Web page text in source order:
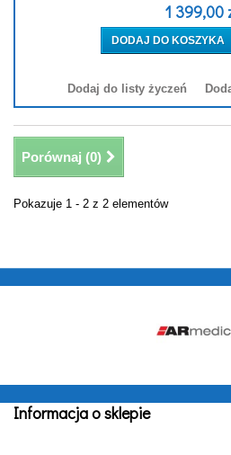
1 399,00
DODAJ DO KOSZYKA
Dodaj do listy życzeń
Porównaj (0)
Pokazuje 1 - 2 z 2 elementów
Informacja o sklepie